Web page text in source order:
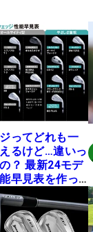
ってどれも一
るけど…違いっ
？ 最新24モデ
早見表を作っ
#ギアカタログ